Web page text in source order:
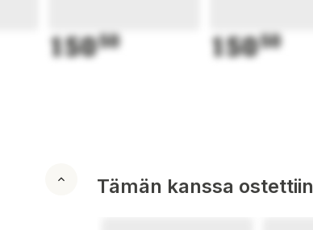
15050 15050
Tämän kanssa ostettiin